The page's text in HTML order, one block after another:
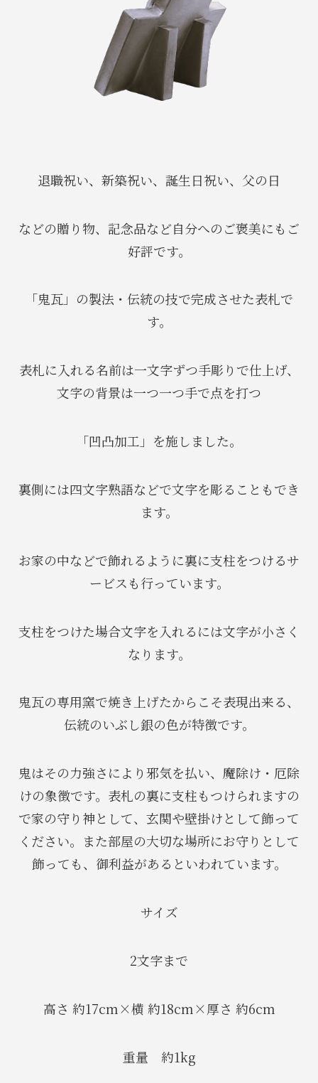
退職祝い、新築祝い、誕生日祝い、父の日
などの贈り物、記念品など自分へのご褒美にもご
好評です。
「鬼瓦」の製法・伝統の技で完成させた表札で
す。
表札に入れる名前は一文字ずつ手彫りで仕上げ、
文字の背景は一つ一つ手で点を打つ
「凹凸加工」を施しました。
裏側には四文字熟語などで文字を彫ることもでき
ます。
お家の中などで飾れるように裏に支柱をつけるサ
ービスも行っています。
支柱をつけた場合文字を入れるには文字が小さく
なります。
鬼瓦の専用窯で焼き上げたからこそ表現出来る、
伝統のいぶし銀の色が特徴です。
鬼はその力強さにより邪気を払い、魔除け・厄除
けの象徴です。表札の裏に支柱もつけられますの
で家の守り神として、玄関や壁掛けとして飾って
ください。また部屋の大切な場所にお守りとして
飾っても、御利益があるといわれています。
サイズ
2文字まで
高さ 約17cm×横 約18cm×厚さ 約6cm
重量 約1kg